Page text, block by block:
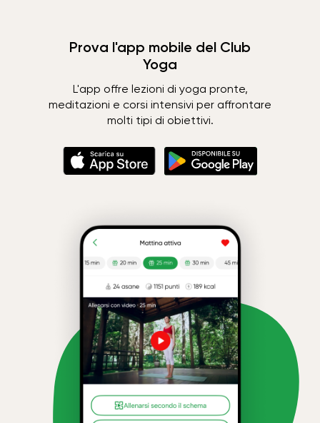
Prova l'app mobile del Club
Yoga
L'app offre lezioni di yoga pronte,
meditazioni e corsi intensivi per affrontare
molti tipi di obiettivi.